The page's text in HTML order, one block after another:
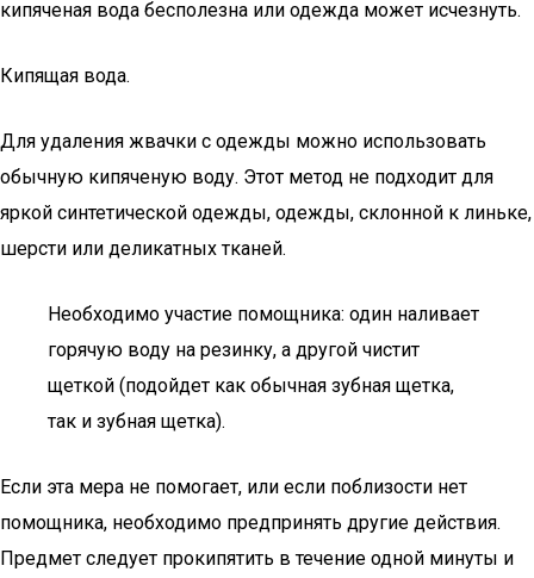
кипяченая вода бесполезна или одежда может исчезнуть.
Кипящая вода.
Для удаления жвачки с одежды можно использовать
обычную кипяченую воду. Этот метод не подходит для
яркой синтетической одежды, одежды, склонной к линьке,
шерсти или деликатных тканей.
Необходимо участие помощника: один наливает
горячую воду на резинку, а другой чистит
щеткой (подойдет как обычная зубная щетка,
так и зубная щетка).
Если эта мера не помогает, или если поблизости нет
помощника, необходимо предпринять другие действия.
Предмет следует прокипятить в течение одной минуты и